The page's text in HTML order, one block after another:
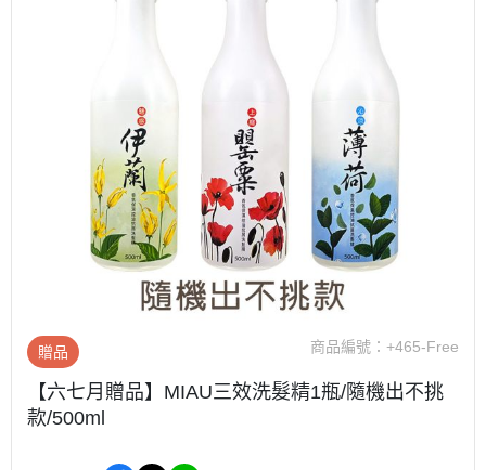
贈品 商品編號： +465-Free
【六七月贈品】MIAU三效洗髮精1瓶/隨機出不挑
款/500ml